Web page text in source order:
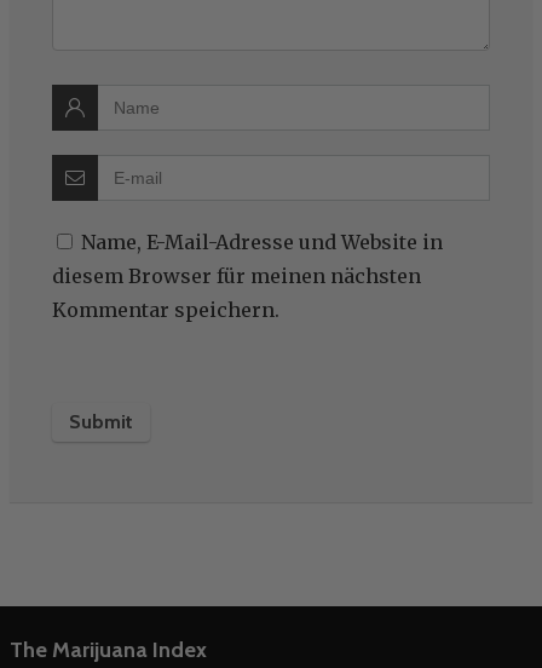
Name, E-Mail-Adresse und Website in
diesem Browser für meinen nächsten
Kommentar speichern.
The Marijuana Index